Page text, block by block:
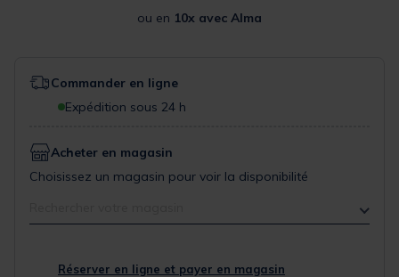
ou en 10x avec Alma
Commander en ligne
Expédition sous 24 h
Acheter en magasin
Choisissez un magasin pour voir la disponibilité
Réserver en ligne et payer en magasin